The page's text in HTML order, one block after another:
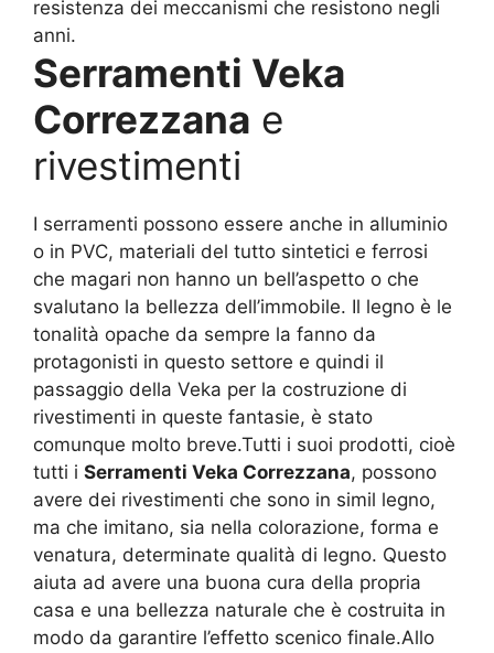
resistenza dei meccanismi che resistono negli
anni.
Serramenti Veka
Correzzana e
rivestimenti
I serramenti possono essere anche in alluminio
o in PVC, materiali del tutto sintetici e ferrosi
che magari non hanno un bell’aspetto o che
svalutano la bellezza dell’immobile. Il legno è le
tonalità opache da sempre la fanno da
protagonisti in questo settore e quindi il
passaggio della Veka per la costruzione di
rivestimenti in queste fantasie, è stato
comunque molto breve.Tutti i suoi prodotti, cioè
tutti i Serramenti Veka Correzzana, possono
avere dei rivestimenti che sono in simil legno,
ma che imitano, sia nella colorazione, forma e
venatura, determinate qualità di legno. Questo
aiuta ad avere una buona cura della propria
casa e una bellezza naturale che è costruita in
modo da garantire l’effetto scenico finale.Allo